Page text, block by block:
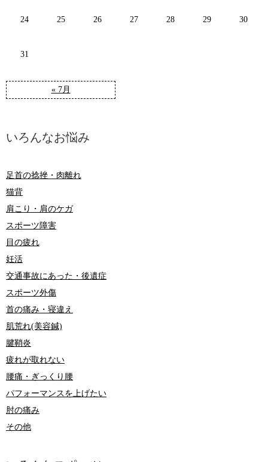
« 7月
24 25 26 27 28 29 30
31
いろんなお悩み
足首の捻挫・肉離れ
猫背
肩こり・肩のケガ
スポーツ障害
目の疲れ
妊活
交通事故にあった・後遺症
スポーツ外傷
首の痛み・寝違え
肌荒れ(美容鍼)
腱鞘炎
疲れが取れない
腰痛・ぎっくり腰
パフォーマンスを上げたい
肘の痛み
その他